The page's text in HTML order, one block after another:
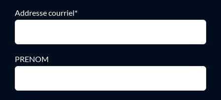
Addresse courriel*
PRENOM